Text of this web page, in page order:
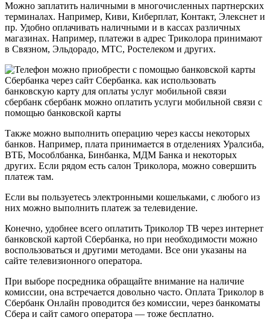
Можно заплатить наличными в многочисленных партнерских
терминалах. Например, Киви, Киберплат, Контакт, Элекснет и
пр. Удобно оплачивать наличными и в кассах различных
магазинах. Например, платежи в адрес Триколора принимают
в Связном, Эльдорадо, МТС, Ростелеком и других.
Также можно выполнить операцию через кассы некоторых
банков. Например, плата принимается в отделениях Уралсиба,
ВТБ, Мособлбанка, Бинбанка, МДМ Банка и некоторых
других. Если рядом есть салон Триколора, можно совершить
платеж там.
Если вы пользуетесь электронными кошельками, с любого из
них можно выполнить платеж за телевидение.
Конечно, удобнее всего оплатить Триколор ТВ через интернет
банковской картой Сбербанка, но при необходимости можно
воспользоваться и другими методами. Все они указаны на
сайте телевизионного оператора.
При выборе посредника обращайте внимание на наличие
комиссии, она встречается довольно часто. Оплата Триколор в
Сбербанк Онлайн проводится без комиссии, через банкоматы
Сбера и сайт самого оператора — тоже бесплатно.